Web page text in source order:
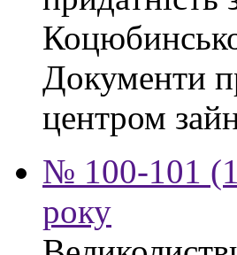
Документи
центром
№ 100-101
року